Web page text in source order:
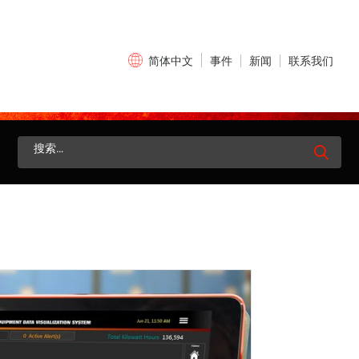
简体中文 事件 新闻 联系我们
搜